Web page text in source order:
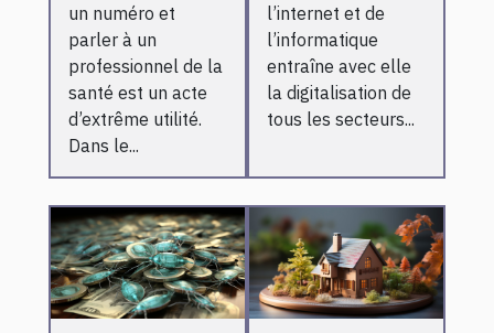
un numéro et
parler à un
professionnel de la
santé est un acte
d’extrême utilité.
Dans le...
l’internet et de
l’informatique
entraîne avec elle
la digitalisation de
tous les secteurs...